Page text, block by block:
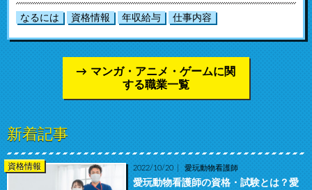
なるには 資格情報 年収給与 仕事内容
マンガ・アニメ・ゲームに関
する職業一覧
新着記事
資格情報 2022/10/20 愛玩動物看護師
愛玩動物看護師の資格・試験とは？愛